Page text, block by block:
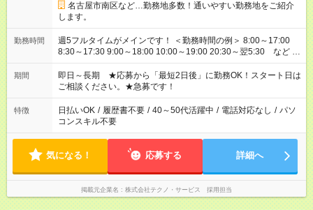
名古屋市南区など…勤務地多数！通いやすい勤務地をご紹介
します。
勤務時間
週5フルタイムがメインです！ ＜勤務時間の例＞ 8:00～17:00
8:30～17:30 9:00～18:00 10:00～19:00 20:30～翌5:30 など ★
その他にも勤務時間多数！ 日勤のみ、残業なし、交替制など
ご希望を教えてください！
期間
即日～長期 ★応募から「最短2日後」に勤務OK！スタート日は
ご相談ください。★急募です！
特徴 日払いOK / 履歴書不要 / 40～50代活躍中 / 電話対応なし / パソ
コンスキル不要
気になる！ 応募する 詳細へ
掲載元企業名 株式会社テクノ・サービス 採用担当